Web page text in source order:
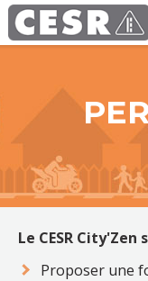
Le CESR
Proposer une